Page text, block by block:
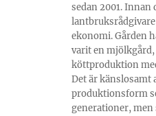
sedan 2001. Innan
ekonomi. Gården
varit en
köttproduktion
Det är känslosamt
produktionsform
generationer, men